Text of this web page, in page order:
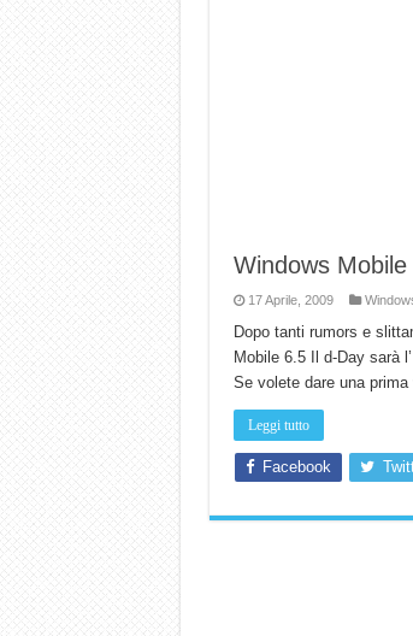
Windows Mobile
17 Aprile, 2009
Dopo tanti rumors e
Mobile 6.5 Il d-Day sarà
Se volete dare una
Leggi tutto
Facebook